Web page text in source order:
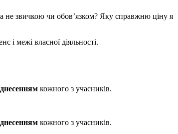
не звичкою чи обов’язком? Яку справжню ціну я
і межі власної діяльності.
кожного з учасників.
кожного з учасників.